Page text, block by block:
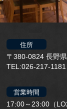
住所
〒380-0824 長野
TEL:026-217-1181
営業時間
17:00～23:00（